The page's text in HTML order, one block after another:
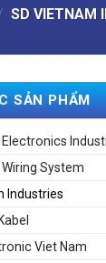
SD VIETNAM
SẢN PHẨM
System
Industries
Viet Nam